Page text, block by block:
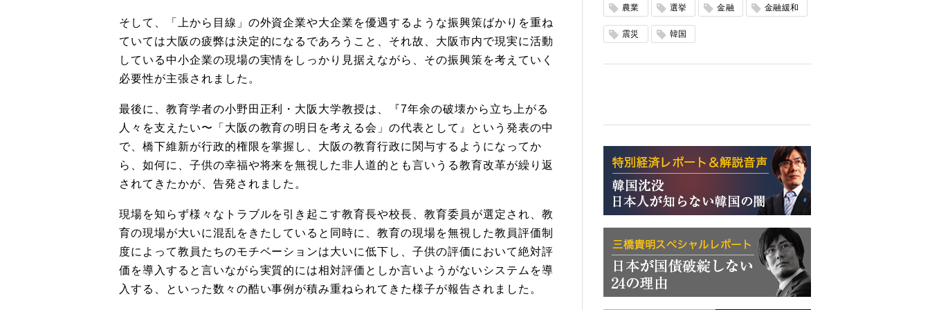
そして、「上から目線」 の外資企業や大企業を優遇するような振興策ばかりを重ね
ていては大阪の疲弊は決定的になるであろうこと、それ故、 大阪市内で現実に活動
している中小企業の現場の実情をしっかり見据えながら、その振興策を考えていく
必要性が主張されました。
最後に、教育学者の小野田正利・大阪大学教授は、『7年余の破壊から立ち上がる
人々を支えたい〜「 大阪の教育の明日を考える会」の代表として』という発表の中
で、 橋下維新が行政的権限を掌握し、 大阪の教育行政に関与するようになってか
ら、如何に、 子供の幸福や将来を無視した非人道的とも言いうる教育改革が繰り 返
されてきたかが、告発されました。
現場を知らず様々なトラブルを引き起こす教育長や校長、 教育委員が選定され、 教
育の現場が大いに混乱をきたしていると同時に、教育の現場を無視した教員評価制
度によって教員たちのモチベーシ ョンは大いに低下し、子供の評価において絶対評
価を導入すると言いながら実質的には相対評価としか言いようがないシステムを導
入する、
といった数々の酷い事例が積み重ねられてきた様子が報告されまし た。
農業 選挙 金融 金融緩和
震災 韓国